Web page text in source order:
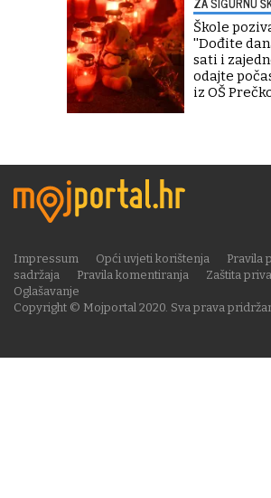
Škole
''Dođite
sati i
odajte
iz OŠ
Copyright © Mojportal 2020. Sva prava
Impressum Opći uvjeti korištenja
Pravila
sadržaja
Pravila komentiranja Zaštita
Oglašavanje